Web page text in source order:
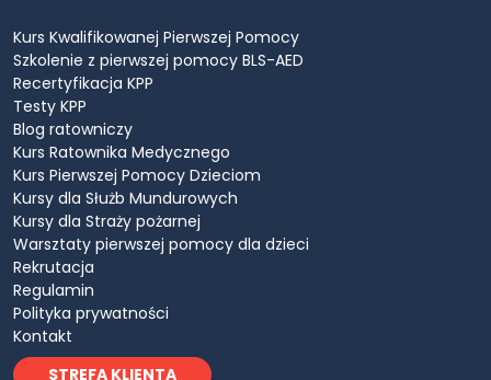
Kurs Kwalifikowanej Pierwszej Pomocy
Szkolenie z pierwszej pomocy BLS-AED
Recertyfikacja KPP
Testy KPP
Blog ratowniczy
Kurs Ratownika Medycznego
Kurs Pierwszej Pomocy Dzieciom
Kursy dla Służb Mundurowych
Kursy dla Straży pożarnej
Warsztaty pierwszej pomocy dla dzieci
Rekrutacja
Regulamin
Polityka prywatności
Kontakt
STREFA KLIENTA